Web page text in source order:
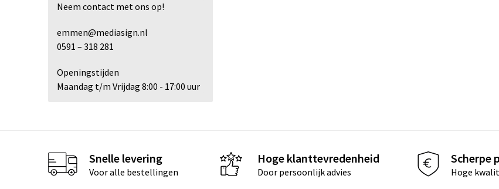
Neem contact met ons op!
emmen@mediasign.nl
0591 – 318 281
Openingstijden
Maandag t/m Vrijdag 8:00 - 17:00 uur
Snelle levering
Voor alle bestellingen
Hoge klanttevredenheid
Door persoonlijk advies
Scherpe
Hoge